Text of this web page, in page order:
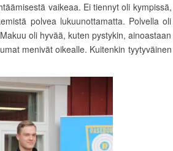
vaikeaa. Ei tiennyt oli kympissä,
polvea lukuunottamatta. Polvella oli
oli hyvää, kuten pystykin, ainoastaan
menivät oikealle. Kuitenkin tyytyväinen